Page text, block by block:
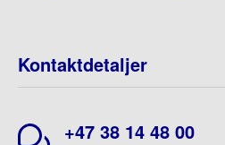
Kontaktdetaljer
+47 38 14 48 00